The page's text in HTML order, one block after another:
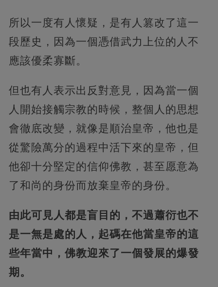
所以一度有人懷疑，是有人篡改了這一
段歷史，因為一個憑借武力上位的人不
應該優柔寡斷。
但也有人表示出反對意見，因為當一個
人開始接觸宗教的時候，整個人的思想
會徹底改變，就像是順治皇帝，他也是
從驚險萬分的過程中活下來的皇帝，但
他卻十分堅定的信仰佛教，甚至愿意為
了和尚的身份而放棄皇帝的身份。
由此可見人都是盲目的，不過蕭衍也不
是一無是處的人，起碼在他當皇帝的這
些年當中，佛教迎來了一個發展的爆發
期。